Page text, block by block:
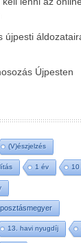
újpesti
Újpesten
(V)észjelzés
1 év 10
13. havi nyugdíj